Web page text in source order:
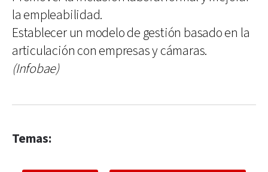
la empleabilidad.
Establecer un modelo de gestión basado en la
articulación con empresas y cámaras.
(Infobae)
Temas: